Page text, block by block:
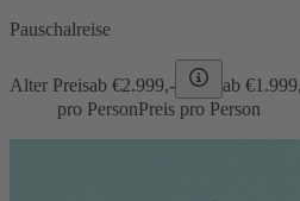
Pauschalreise
Alter Preisab €2.999,- ab €
pro PersonPreis pro Person